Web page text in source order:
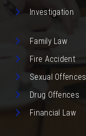
Investigation
Family Law
Fire Accident
Sexual Offences
Drug Offences
Financial Law